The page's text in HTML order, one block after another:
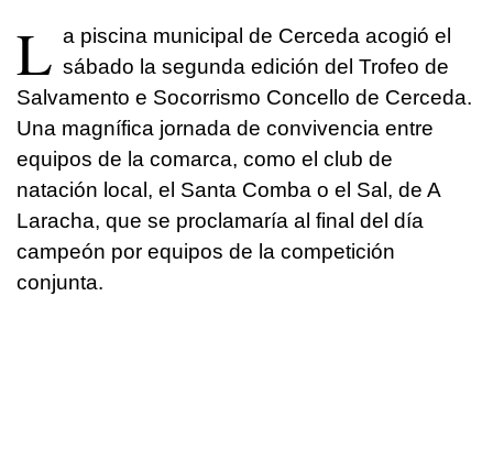
L a piscina municipal de Cerceda acogió el
sábado la segunda edición del Trofeo de
Salvamento e Socorrismo Concello de Cerceda.
Una magnífica jornada de convivencia entre
equipos de la comarca, como el club de
natación local, el Santa Comba o el Sal, de A
Laracha, que se proclamaría al final del día
campeón por equipos de la competición
conjunta.